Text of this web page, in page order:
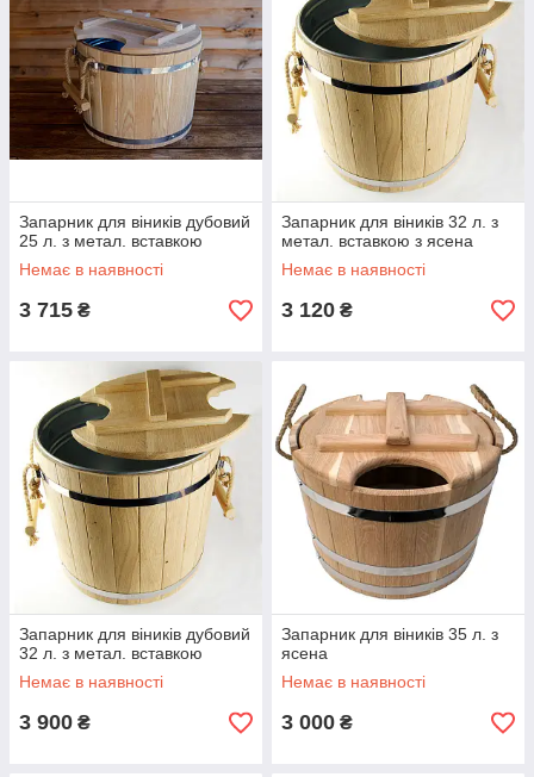
Запарник для віників дубовий
25 л. з метал. вставкою
Немає в наявності
3 715 ₴
Запарник для віників 32 л. з
метал. вставкою з ясена
Немає в наявності
3 120 ₴
Запарник для віників дубовий
32 л. з метал. вставкою
Немає в наявності
3 900 ₴
Запарник для віників 35 л. з
ясена
Немає в наявності
3 000 ₴